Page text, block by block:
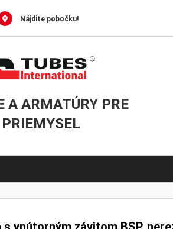
Nájdite pobočku!
A ARMATÚRY PRE
PRIEMYSEL